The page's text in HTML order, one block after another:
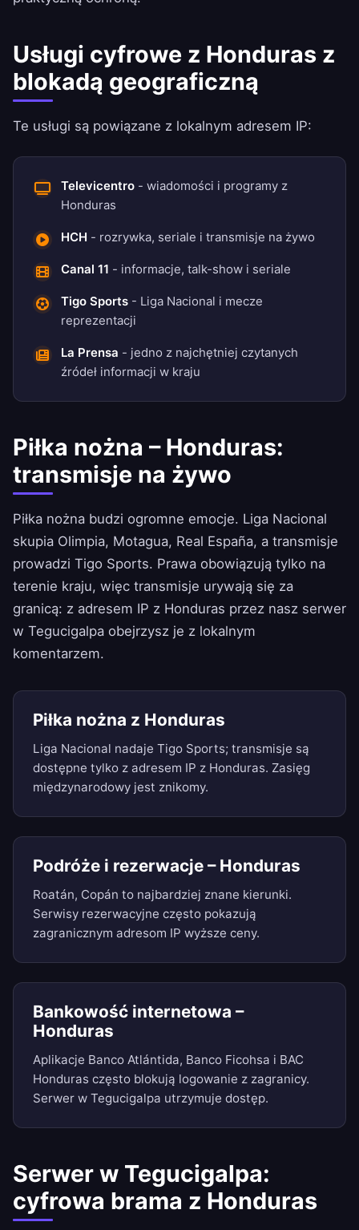
Usługi cyfrowe z Honduras z
blokadą geograficzną
Te usługi są powiązane z lokalnym adresem IP:
Televicentro - wiadomości i programy z
Honduras
HCH - rozrywka, seriale i transmisje na żywo
Canal 11 - informacje, talk-show i seriale
Tigo Sports - Liga Nacional i mecze
reprezentacji
La Prensa - jedno z najchętniej czytanych
źródeł informacji w kraju
Piłka nożna – Honduras:
transmisje na żywo
Piłka nożna budzi ogromne emocje. Liga Nacional
skupia Olimpia, Motagua, Real España, a transmisje
prowadzi Tigo Sports. Prawa obowiązują tylko na
terenie kraju, więc transmisje urywają się za
granicą: z adresem IP z Honduras przez nasz serwer
w Tegucigalpa obejrzysz je z lokalnym
komentarzem.
Piłka nożna z Honduras
Liga Nacional nadaje Tigo Sports; transmisje są
dostępne tylko z adresem IP z Honduras. Zasięg
międzynarodowy jest znikomy.
Podróże i rezerwacje – Honduras
Roatán, Copán to najbardziej znane kierunki.
Serwisy rezerwacyjne często pokazują
zagranicznym adresom IP wyższe ceny.
Bankowość internetowa –
Honduras
Aplikacje Banco Atlántida, Banco Ficohsa i BAC
Honduras często blokują logowanie z zagranicy.
Serwer w Tegucigalpa utrzymuje dostęp.
Serwer w Tegucigalpa:
cyfrowa brama z Honduras